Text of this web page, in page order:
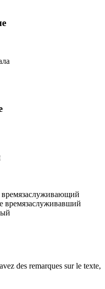
времязаслуживающий
времязаслуживавший
des remarques sur le texte,